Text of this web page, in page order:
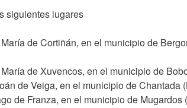
siguientes lugares
de Cortiñán, en el municipio de
de Xuvencos, en el municipio de
de Veiga, en el municipio de Chantada
de Franza, en el municipio de Mugardos